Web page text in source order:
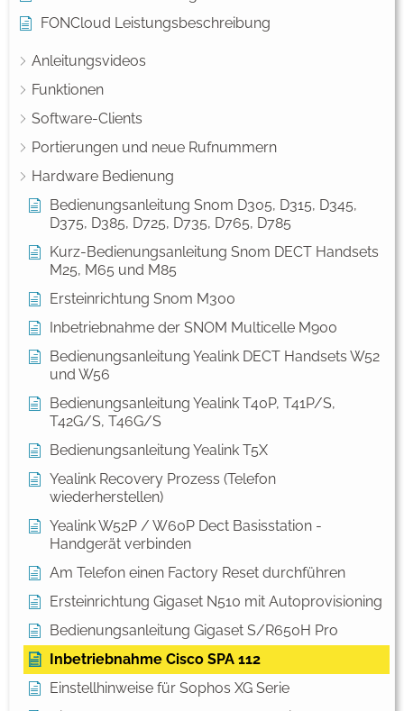
FONCloud Leistungsbeschreibung
Anleitungsvideos
Funktionen
Software-Clients
Portierungen und neue Rufnummern
Hardware Bedienung
Bedienungsanleitung Snom D305, D315, D345,
D375, D385, D725, D735, D765, D785
Kurz-Bedienungsanleitung Snom DECT Handsets
M25, M65 und M85
Ersteinrichtung Snom M300
Inbetriebnahme der SNOM Multicelle M900
Bedienungsanleitung Yealink DECT Handsets W52
und W56
Bedienungsanleitung Yealink T40P, T41P/S,
T42G/S, T46G/S
Bedienungsanleitung Yealink T5X
Yealink Recovery Prozess (Telefon
wiederherstellen)
Yealink W52P / W60P Dect Basisstation -
Handgerät verbinden
Am Telefon einen Factory Reset durchführen
Ersteinrichtung Gigaset N510 mit Autoprovisioning
Bedienungsanleitung Gigaset S/R650H Pro
Inbetriebnahme Cisco SPA 112
Einstellhinweise für Sophos XG Serie